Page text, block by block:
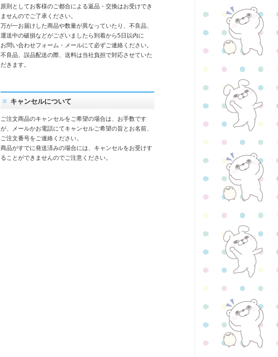
原則としてお客様のご都合による返品・交換はお受けでき
ませんのでご了承ください。
万が一お届けした商品や数量が異なっていたり、不良品、
運送中の破損などがございましたら到着から5日以内に
お問い合わせフォーム・メールにて必ずご連絡ください。
不良品、誤品配送の際、送料は当社負担で対応させていた
だきます。
キャンセルについて
ご注文商品のキャンセルをご希望の場合は、お手数です
が、メールかお電話にてキャンセルご希望の旨とお名前、
ご注文番号をご連絡ください。
商品がすでに発送済みの場合には、キャンセルをお受けす
ることができませんのでご注意ください。